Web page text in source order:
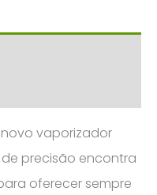
novo vaporizador
precisão encontra
oferecer sempre